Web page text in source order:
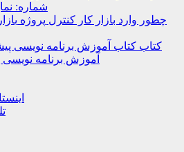
شماره:
چطور وارد بازار کار کنترل پروژه
کتاب
آموزش برنامه